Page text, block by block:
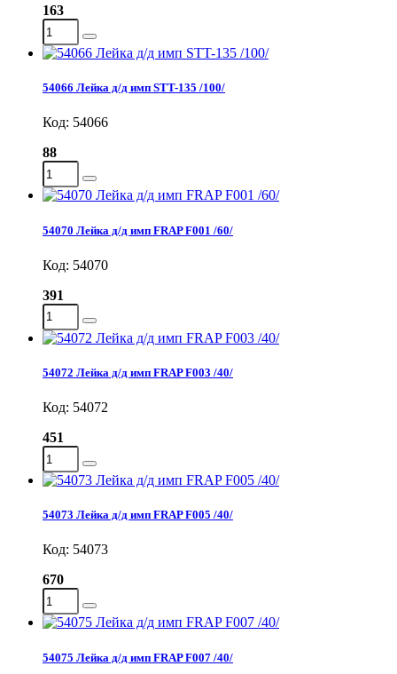
163
54066 Лейка д/д имп STT-135 /100/
Код: 54066
88
54070 Лейка д/д имп FRAP F001 /60/
Код: 54070
391
54072 Лейка д/д имп FRAP F003 /40/
Код: 54072
451
54073 Лейка д/д имп FRAP F005 /40/
Код: 54073
670
54075 Лейка д/д имп FRAP F007 /40/